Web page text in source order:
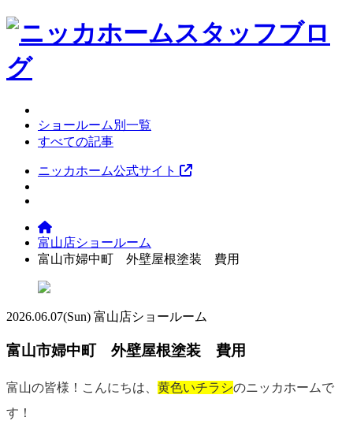
ショールーム別一覧
すべての記事
ニッカホーム公式サイト
富山店ショールーム
富山市婦中町 外壁屋根塗装 費用
2026.06.07(Sun) 富山店ショールーム
富山市婦中町 外壁屋根塗装 費用
富山の皆様！こんにちは、 黄色いチラシのニッカホームで
す！